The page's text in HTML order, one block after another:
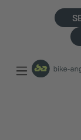
Bildergalerie